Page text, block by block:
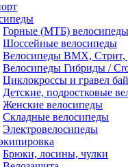
Горные (МТБ) велосипеды
Шоссейные велосипеды
Велосипеды BMX, Стрит,
Велосипеды Гибриды /
Циклокроссы и гравел
Детские, подростковые
Женские велосипеды
Складные велосипеды
Электровелосипеды
Брюки, лосины, чулки